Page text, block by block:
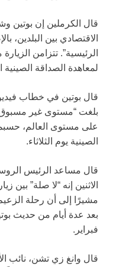
قال الكرملين إن بوتين
الاقتصادي بين البلدين،
الرئيسية”. تتزامن
لمعاهدة الصداقة الصينية
قال بوتين في خطاب فيديو
بلغت “مستوى غير مسبوق
على مستوى العالم،
الصينية يوم الثلاثاء.
قال مساعد الرئيس
الاثنين إنه “لا صلة” بين
مشيرًا إلى أن رحلة
فبراير.
قال وانغ زي تشن، نائب